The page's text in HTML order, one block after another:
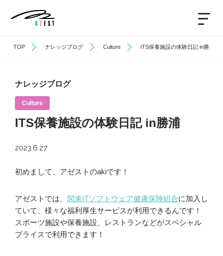
TOP ナレッジブログ Culture ITS保養施設の体験日記 in勝浦
ナレッジブログ
Culture
ITS保養施設の体験日記 in勝浦
2023.6.27
初めまして、アゼストのakiです！
アゼストでは、 関東ITソフトウェア健康保険組合に加入し
ていて、様々な福利厚生サービスが利用できるんです！
スポーツ施設や保養施設、レストランなどがスペシャル
プライスで利用できます！